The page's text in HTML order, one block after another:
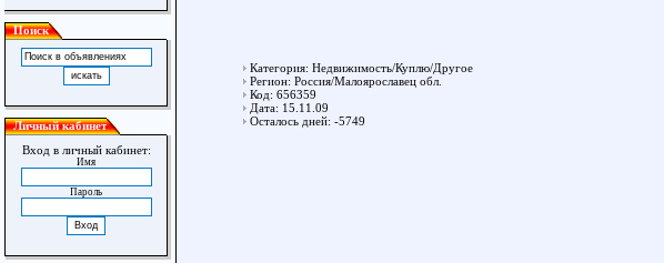
Поиск
Личный кабинет
Вход в личный кабинет:
Имя
Пароль
Категория: Недвижимость/Куплю/Другое
Регион: Россия/Малоярославец обл.
Код: 656359
Дата: 15.11.09
Осталось дней: -5749